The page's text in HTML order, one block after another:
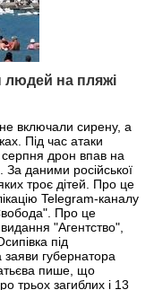
людей на пляжі
включали сирену, а
Під час атаки
серпня дрон впав на
За даними російської
троє дітей. Про це
Telegram-каналу
Про це
"Агентство",
під
губернатора
пише, що
трьох загиблих і 13